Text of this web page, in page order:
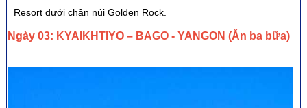
Resort dưới chân núi Golden Rock.
Ngày 03: KYAIKHTIYO – BAGO - YANGON (Ăn ba bữa)